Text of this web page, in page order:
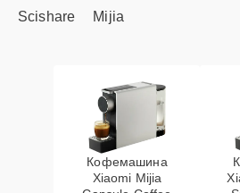
Scishare
Mijia
Кофемашина
Xiaomi Mijia